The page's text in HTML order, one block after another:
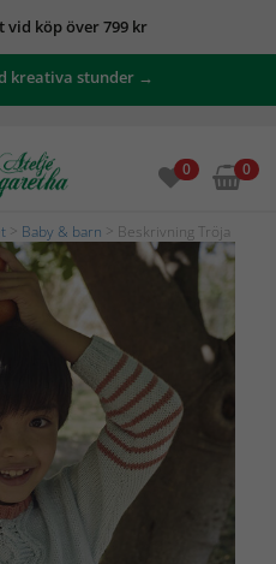
köp över 799 kr
kreativa stunder →
0 0
Baby & barn > Beskrivning Tröja